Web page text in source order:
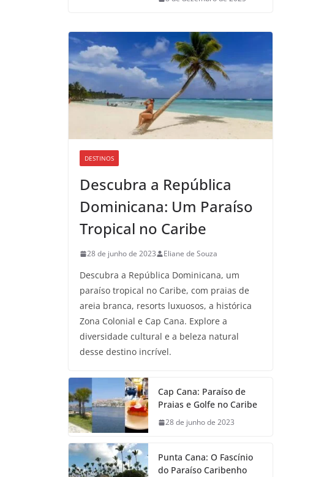
DESTINOS
Descubra a República
Dominicana: Um Paraíso
Tropical no Caribe
28 de junho de 2023 Eliane de Souza
Descubra a República Dominicana, um
paraíso tropical no Caribe, com praias de
areia branca, resorts luxuosos, a histórica
Zona Colonial e Cap Cana. Explore a
diversidade cultural e a beleza natural
desse destino incrível.
Cap Cana: Paraíso de
Praias e Golfe no Caribe
28 de junho de 2023
Punta Cana: O Fascínio
do Paraíso Caribenho